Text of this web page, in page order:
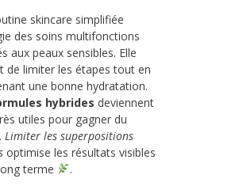
skincare simplifiée
des soins multifonctions
aux peaux sensibles. Elle
de limiter les étapes tout en
une bonne hydratation.
hybrides deviennent
utiles pour gagner du
Limiter les superpositions
optimise les résultats visibles
terme
.